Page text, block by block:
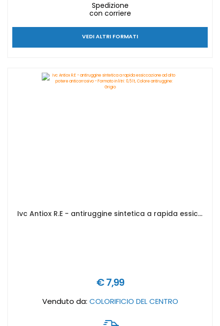
Spedizione
con corriere
VEDI ALTRI FORMATI
Ivc Antiox R.E - antiruggine sintetica a rapida essiccazione ad alto potere anticorrosivo - Formato in litri: 0,5 lt, Colore antiruggine: Grigio
€ 7,99
Venduto da: COLORIFICIO DEL CENTRO